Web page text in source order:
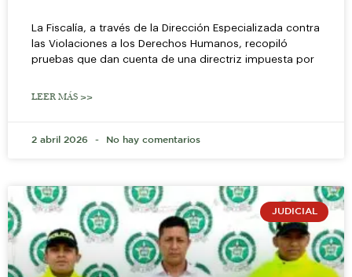
La Fiscalía, a través de la Dirección Especializada contra
las Violaciones a los Derechos Humanos, recopiló
pruebas que dan cuenta de una directriz impuesta por
LEER MÁS >>
2 abril 2026 No hay comentarios
JUDICIAL